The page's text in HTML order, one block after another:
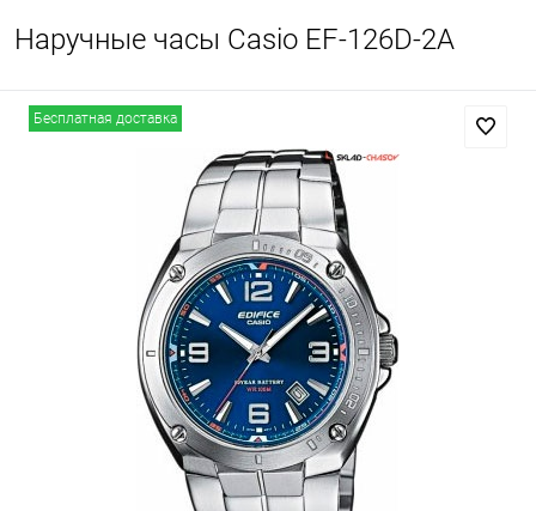
Наручные часы Casio EF-126D-2A
Бесплатная доставка